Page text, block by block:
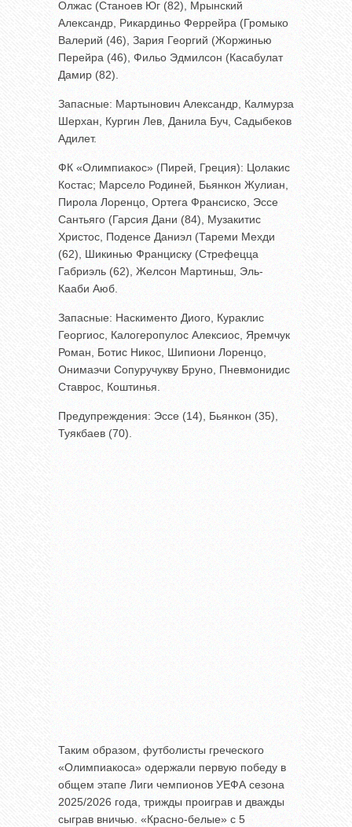
Олжас (Станоев Юг (82), Мрынский
Александр, Рикардиньо Феррейра (Громыко
Валерий (46), Зария Георгий (Жоржинью
Перейра (46), Фильо Эдмилсон (Касабулат
Дамир (82).
Запасные: Мартынович Александр, Калмурза
Шерхан, Кургин Лев, Данила Буч, Садыбеков
Адилет.
ФК «Олимпиакос» (Пирей, Греция): Цолакис
Костас; Марсело Родиней, Бьянкон Жулиан,
Пирола Лоренцо, Ортега Франсиско, Эссе
Сантьяго (Гарсия Дани (84), Музакитис
Христос, Поденсе Даниэл (Тареми Мехди
(62), Шикинью Франциску (Стрефецца
Габриэль (62), Желсон Мартиньш, Эль-
Кааби Аюб.
Запасные: Наскименто Диого, Кураклис
Георгиос, Калогеропулос Алексиос, Яремчук
Роман, Ботис Никос, Шипиони Лоренцо,
Онимаэчи Сопуручукву Бруно, Пневмонидис
Ставрос, Коштинья.
Предупреждения: Эссе (14), Бьянкон (35),
Туякбаев (70).
Таким образом, футболисты греческого
«Олимпиакоса» одержали первую победу в
общем этапе Лиги чемпионов УЕФА сезона
2025/2026 года, трижды проиграв и дважды
сыграв вничью. «Красно-белые» с 5